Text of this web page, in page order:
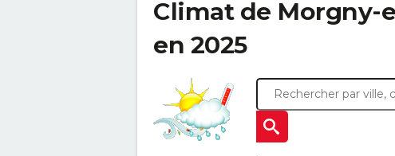
Climat de Morgny-
en 2025